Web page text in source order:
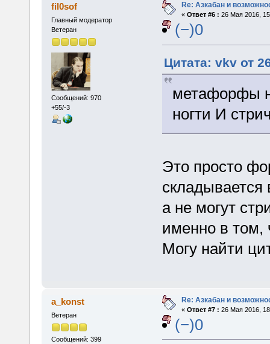
fil0sof
Главный модератор
Ветеран
Сообщений: 970
+55/-3
Re: Азкабан и
« Ответ #6 : 26 Мая 2016,
(−)0
Цитата: vkv от
метафорфы
ногти И
Это просто
складывается
а не могут
именно в том,
Могу найти
a_konst
Ветеран
Сообщений: 399
Re: Азкабан и
« Ответ #7 : 26 Мая 2016,
(−)0